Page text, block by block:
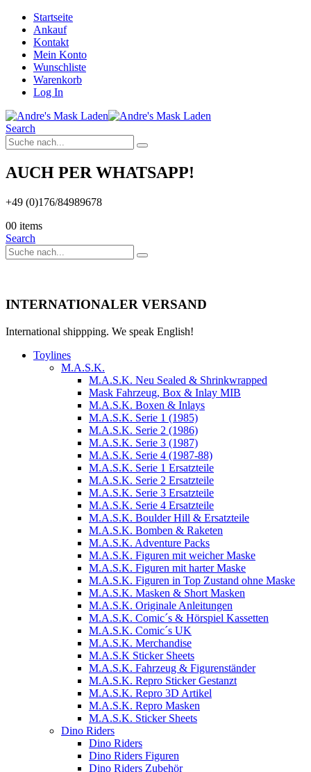
Startseite
Ankauf
Kontakt
Mein Konto
Wunschliste
Warenkorb
Log In
Search
AUCH PER WHATSAPP!
+49 (0)176/84989678
00 items
Search
INTERNATIONALER VERSAND
International shippping. We speak English!
Toylines
M.A.S.K.
M.A.S.K. Neu Sealed & Shrinkwrapped
Mask Fahrzeug, Box & Inlay MIB
M.A.S.K. Boxen & Inlays
M.A.S.K. Serie 1 (1985)
M.A.S.K. Serie 2 (1986)
M.A.S.K. Serie 3 (1987)
M.A.S.K. Serie 4 (1987-88)
M.A.S.K. Serie 1 Ersatzteile
M.A.S.K. Serie 2 Ersatzteile
M.A.S.K. Serie 3 Ersatzteile
M.A.S.K. Serie 4 Ersatzteile
M.A.S.K. Boulder Hill & Ersatzteile
M.A.S.K. Bomben & Raketen
M.A.S.K. Adventure Packs
M.A.S.K. Figuren mit weicher Maske
M.A.S.K. Figuren mit harter Maske
M.A.S.K. Figuren in Top Zustand ohne Maske
M.A.S.K. Masken & Short Masken
M.A.S.K. Originale Anleitungen
M.A.S.K. Comic´s & Hörspiel Kassetten
M.A.S.K. Comic´s UK
M.A.S.K. Merchandise
M.A.S.K Sticker Sheets
M.A.S.K. Fahrzeug & Figurenständer
M.A.S.K. Repro Sticker Gestanzt
M.A.S.K. Repro 3D Artikel
M.A.S.K. Repro Masken
M.A.S.K. Sticker Sheets
Dino Riders
Dino Riders
Dino Riders Figuren
Dino Riders Zubehör